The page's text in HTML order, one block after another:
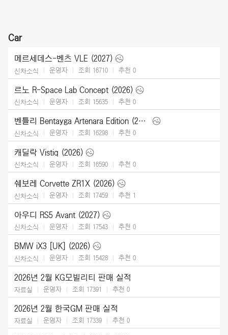
Car
메르세데스-벤츠 VLE (2027)
신차소식 운영자 조회 16710 추천 0
르노 R-Space Lab Concept (2026)
신차소식 운영자 조회 15635 추천 0
벤틀리 Bentayga Artenara Edition (2027)
신차소식 운영자 조회 16298 추천 0
캐딜락 Vistiq (2026)
신차소식 운영자 조회 16590 추천 0
쉐보레 Corvette ZR1X (2026)
신차소식 운영자 조회 17459 추천 1
아우디 RS5 Avant (2027)
신차소식 운영자 조회 17543 추천 0
BMW iX3 [UK] (2026)
신차소식 운영자 조회 15428 추천 0
2026년 2월 KG모빌리티 판매 실적
자료실 운영자 조회 17391 추천 0
2026년 2월 한국GM 판매 실적
자료실 운영자 조회 17339 추천 0